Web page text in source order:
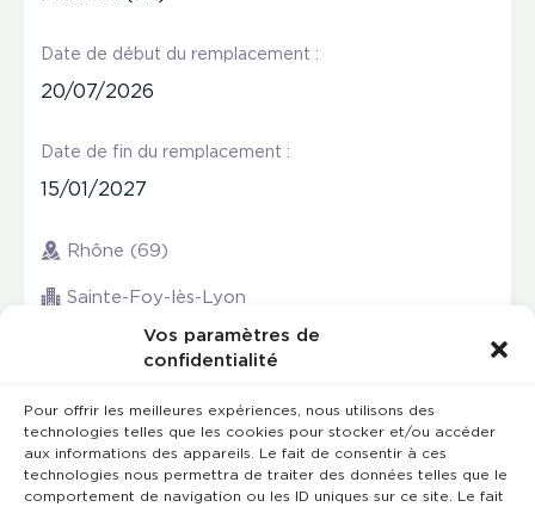
Vos paramètres de
confidentialité
Pour offrir les meilleures expériences, nous utilisons des
technologies telles que les cookies pour stocker et/ou accéder
aux informations des appareils. Le fait de consentir à ces
technologies nous permettra de traiter des données telles que le
comportement de navigation ou les ID uniques sur ce site. Le fait
Date de début du remplacement :
20/07/2026
Date de fin du remplacement :
15/01/2027
Rhône (69)
Sainte-Foy-lès-Lyon